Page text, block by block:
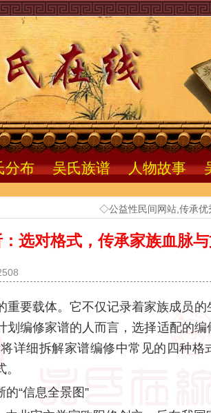
分布 吴氏族谱 人物故事
◇公益性民间网站,传承优
选对格式，传承家族血脉
要载体。它不仅记录着家族成员的
编修家谱的人而言，选择适配的编
细拆解家谱编修中常见的四种格
“信息全景图”